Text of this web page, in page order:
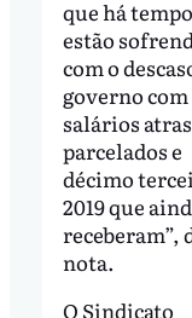
que há
estão
com o
governo com
salários
parcelados e
décimo
2019 que
receberam”,
nota.
O Sindicato